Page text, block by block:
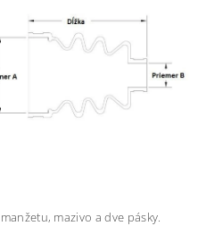
mazivo a dve pásky.